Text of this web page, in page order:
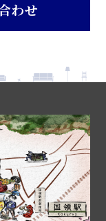
わせ